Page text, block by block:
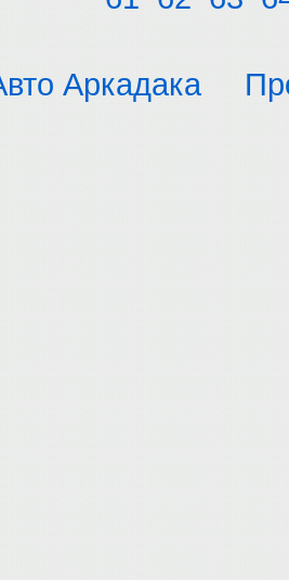
Аркадака